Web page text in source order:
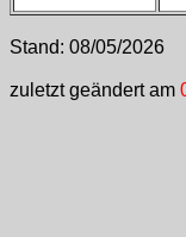
Stand: 08/05/2026
zuletzt geändert am